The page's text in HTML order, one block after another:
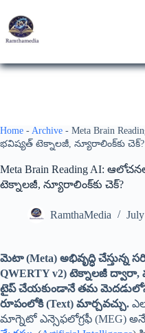
Home - Archive - Meta Brain
భవిష్యత్ టెక్నాలజీ, న్యూరాలింక్‌కు చెక్?
Meta Brain Reading AI:
టెక్నాలజీ, న్యూరాలింక్‌కు చెక్?
RamthaMedia
మెటా (Meta) అభివృద్ధి చేస్తున్న
QWERTY v2) టెక్నాలజీ
టైప్ చేయకుండానే తమ
రూపంలోకి (Text) మార్చవచ్చు.
మాగ్నెటో ఎన్సెఫలోగ్రఫీ (MEG)